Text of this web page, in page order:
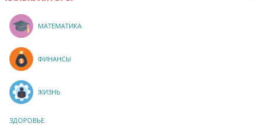
МАТЕМАТИКА
ФИНАНСЫ
ЖИЗНЬ
ЗДОРОВЬЕ